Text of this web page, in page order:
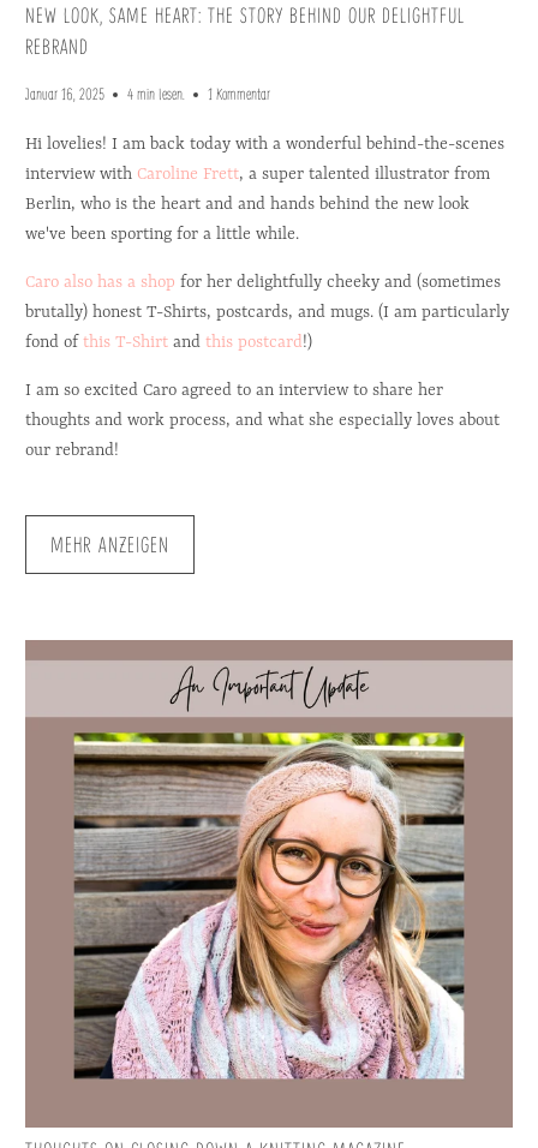
NEW LOOK, SAME HEART: THE STORY BEHIND OUR DELIGHTFUL
REBRAND
Januar 16, 2025 4 min lesen. 1 Kommentar
Hi lovelies! I am back today with a wonderful behind-the-scenes
interview with Caroline Frett, a super talented illustrator from
Berlin, who is the heart and and hands behind the new look
we've been sporting for a little while.
Caro also has a shop for her delightfully cheeky and (sometimes
brutally) honest T-Shirts, postcards, and mugs. (I am particularly
fond ofthis T-Shirt andthis postcard!)
I am so excited Caro agreed to an interview to share her
thoughts and work process, and what she especially loves about
our rebrand!
MEHR ANZEIGEN